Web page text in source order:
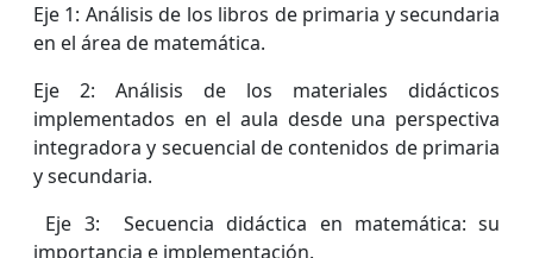
Eje 1: Análisis de los libros de primaria y secundaria
en el área de matemática.
Eje 2: Análisis de los materiales didácticos
implementados en el aula desde una perspectiva
integradora y secuencial de contenidos de primaria
y secundaria.
Eje 3:
Secuencia didáctica en matemática: su
importancia e implementación.